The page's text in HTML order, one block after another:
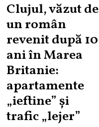
Clujul, văzut de
un român
revenit după 10
ani în Marea
Britanie:
apartamente
„ieftine” și
trafic „lejer”